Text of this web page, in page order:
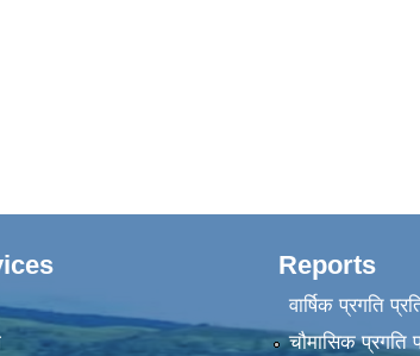
Reports
वार्षिक प्रगति
चौमासिक प्रगति